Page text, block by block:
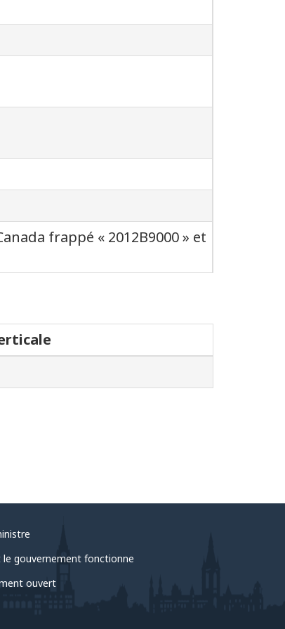
frappé « 2012B9000 » et
gouvernement fonctionne
ouvert